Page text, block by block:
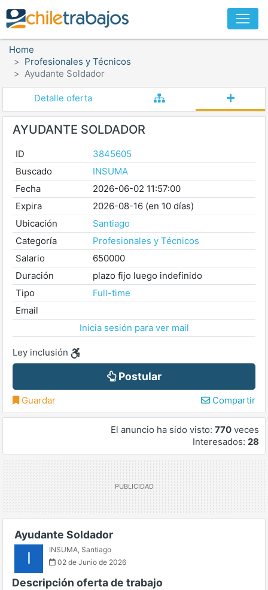
Home
Profesionales y Técnicos
Ayudante Soldador
Detalle oferta
AYUDANTE SOLDADOR
ID
3845605
Buscado
INSUMA
Fecha
2026-06-02 11:57:00
Expira
2026-08-16 (en 10 días)
Ubicación
Santiago
Categoría
Profesionales y Técnicos
Salario
650000
Duración
plazo fijo luego indefinido
Tipo
Full-time
Email
Inicia sesión para ver mail
Ley inclusión
Postular
Guardar Compartir
El anuncio ha sido visto: 770 veces
Interesados: 28
Ayudante Soldador
I INSUMA, Santiago
02 de Junio de 2026
Descripción oferta de trabajo